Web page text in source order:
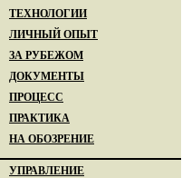
ТЕХНОЛОГИИ
ЛИЧНЫЙ ОПЫТ
ЗА РУБЕЖОМ
ДОКУМЕНТЫ
ПРОЦЕСС
ПРАКТИКА
НА ОБОЗРЕНИЕ
УПРАВЛЕНИЕ